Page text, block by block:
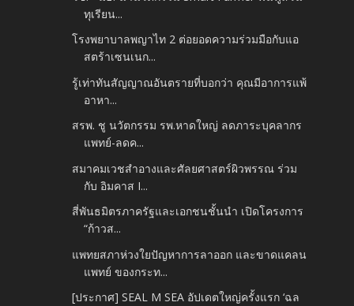
ทุเรียน...
โรงพยาบาลพญาไท 2 ต่อยอดความร่วมมือกับแอ
สตร้าเซนเนก...
รู้เท่าทันสัญญาณอันตรายที่บอกว่า คุณมีอาการแพ้
อาหา...
สรพ. ชู นวัตกรรม รพ.หาดใหญ่ ลดภาระบุคลากร
แพทย์-ลดค...
สมาคมเวชสำอางและศัลยศาสตร์ผิวพรรณ ร่วม
กับ อิมคาส I...
สี่พันธมิตรภาครัฐและเอกชนชั้นนำ เปิดโครงการ
“ก้าวส...
แพทยสภาห่วงใยปัญหาการลาออก และขาดแคลน
แพทย์ ของกระท...
[ประกาศ] SEAL M SEA อัปเดตใหญ่ครั้งแรก ‘ฉล